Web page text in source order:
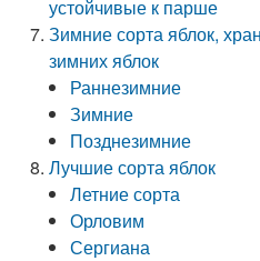
устойчивые к парше
Зимние сорта яблок,
зимних яблок
Раннезимние
Зимние
Позднезимние
Лучшие сорта яблок
Летние сорта
Орловим
Сергиана